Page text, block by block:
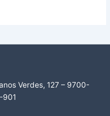
Verdes, 127 – 9700-
901